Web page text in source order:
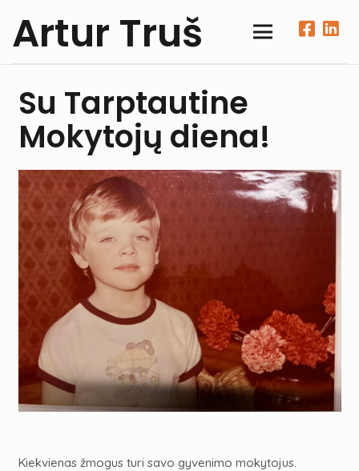
Artur Truš
Su Tarptautine
Mokytojų diena!
Kiekvienas žmogus turi savo gyvenimo mokytojus.